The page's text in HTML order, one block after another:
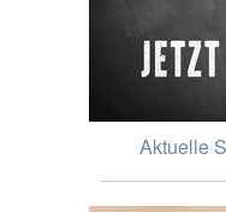
Aktuelle